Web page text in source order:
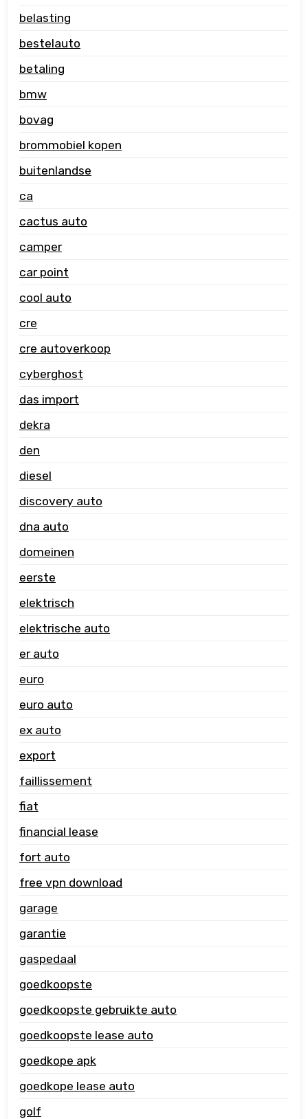
belasting
bestelauto
betaling
bmw
bovag
brommobiel kopen
buitenlandse
ca
cactus auto
camper
car point
cool auto
cre
cre autoverkoop
cyberghost
das import
dekra
den
diesel
discovery auto
dna auto
domeinen
eerste
elektrisch
elektrische auto
er auto
euro
euro auto
ex auto
export
faillissement
fiat
financial lease
fort auto
free vpn download
garage
garantie
gaspedaal
goedkoopste
goedkoopste gebruikte auto
goedkoopste lease auto
goedkope apk
goedkope lease auto
golf